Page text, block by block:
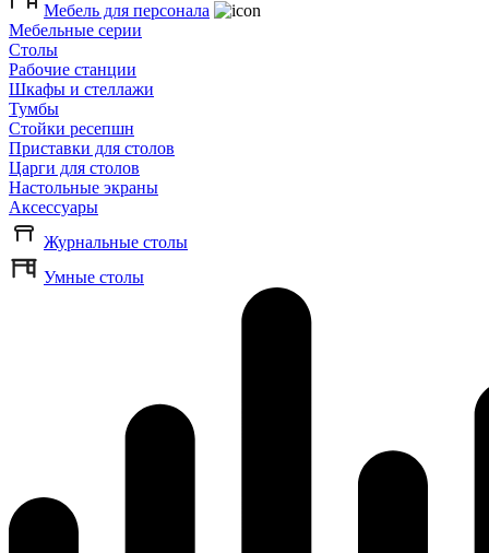
Мебель для персонала
Мебельные серии
Столы
Рабочие станции
Шкафы и стеллажи
Тумбы
Стойки ресепшн
Приставки для столов
Царги для столов
Настольные экраны
Аксессуары
Журнальные столы
Умные столы